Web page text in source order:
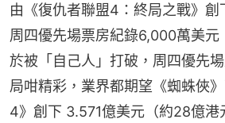
由《復仇者聯盟4：終局之戰》創
周四優先場票房紀錄6,000萬美元
於被「自己人」打破，周四優先
局咁精彩，業界都期望《蜘蛛俠
4》創下 3.571億美元（約28億港